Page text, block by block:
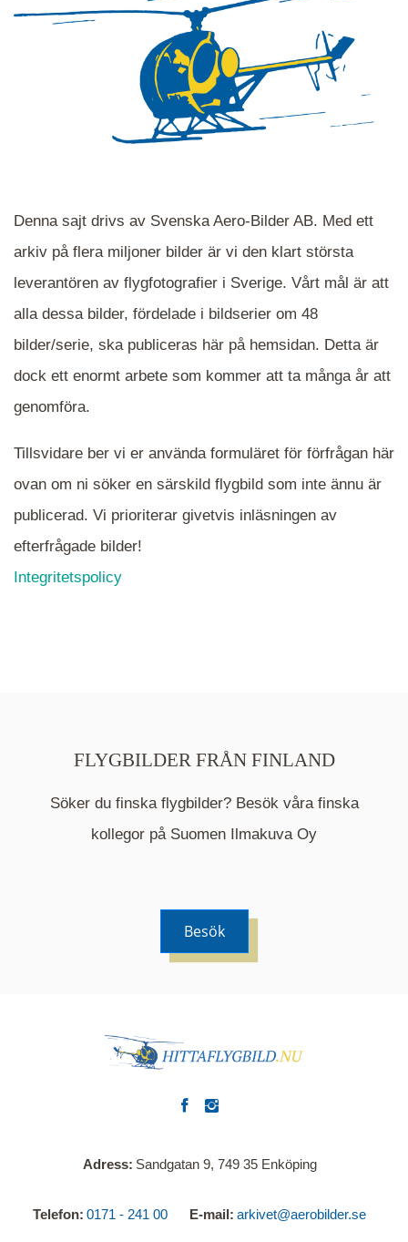
När du ser blåa, röda eller gröna mappar är det
en serie i varje. Dra i kartan för att komma
närmare det område Du söker och klicka på
mappen.
Mappen är en medelpunkt över fotat område och
kommer nu visa de fastigheter som finns just här.
Denna sajt drivs av Svenska Aero-Bilder AB. Med ett
arkiv på flera miljoner bilder är vi den klart största
leverantören av flygfotografier i Sverige. Vårt mål är att
alla dessa bilder, fördelade i bildserier om 48
bilder/serie, ska publiceras här på hemsidan. Detta är
dock ett enormt arbete som kommer att ta många år att
genomföra.
Tillsvidare ber vi er använda formuläret för förfrågan här
ovan om ni söker en särskild flygbild som inte ännu är
publicerad. Vi prioriterar givetvis inläsningen av
efterfrågade bilder!
Integritetspolicy
FLYGBILDER FRÅN FINLAND
Söker du finska flygbilder? Besök våra finska
kollegor på Suomen Ilmakuva Oy
Besök
Adress Sandgatan 9, 749 35 Enköping
Telefon 0171 - 241 00 E-mail arkivet@aerobilder.se